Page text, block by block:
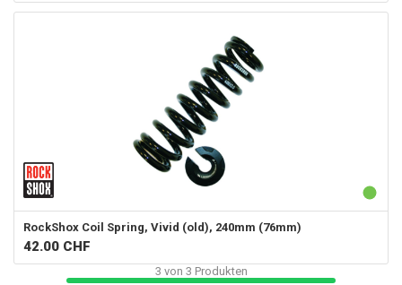
RockShox Coil Spring, Vivid (old), 240mm (76mm)
42.00 CHF
3 von 3 Produkten